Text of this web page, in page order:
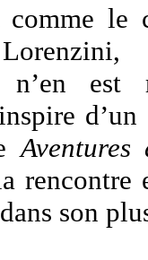
comme le
est
son